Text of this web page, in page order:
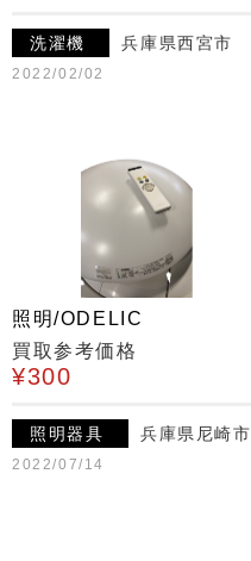
洗濯機 兵庫県西宮市
2022/02/02
照明/ODELIC
買取参考価格
¥300
照明器具 兵庫県尼崎市
2022/07/14